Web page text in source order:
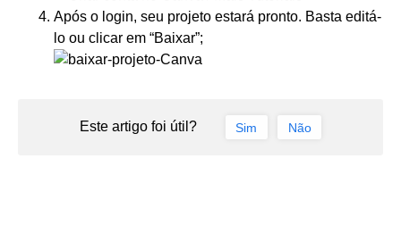
Após o login, seu projeto estará pronto. Basta editá-
lo ou clicar em “Baixar”;
Este artigo foi útil? Sim Não